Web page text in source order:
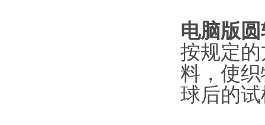
电脑版
按规定
料，使
球后的